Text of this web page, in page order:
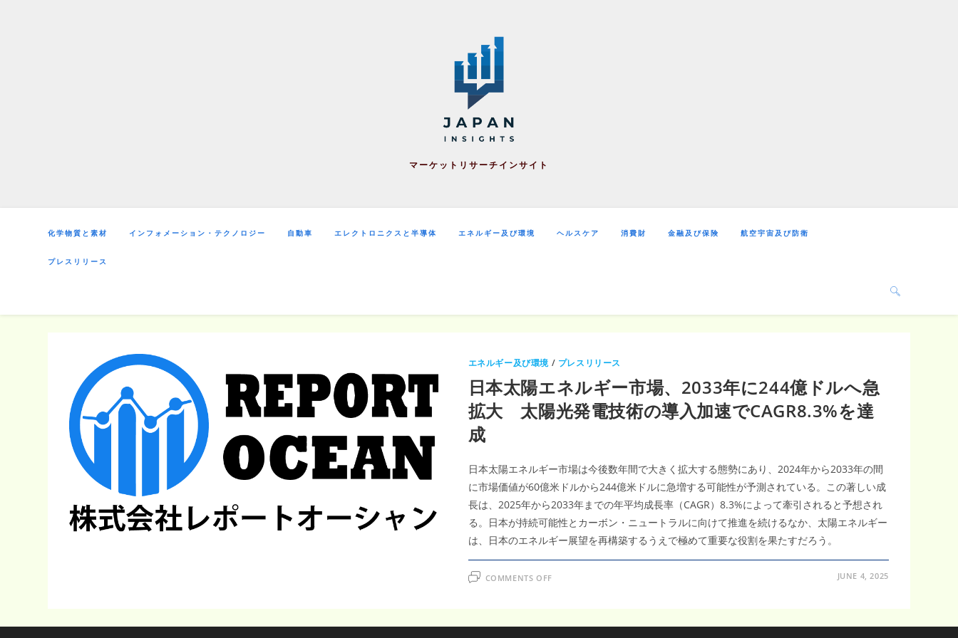
マーケットリサーチインサイト
化学物質と素材 インフォメーション・テクノロジー 自動車 エレクトロニクスと半導体 エネルギー及び環境 ヘルスケア 消費財 金融及び保険 航空宇宙及び防衛
プレスリリース
エネルギー及び環境/ プレスリリース
日本太陽エネルギー市場、2033年に244億ドルへ急
拡大 太陽光発電技術の導入加速でCAGR8.3%を達
成
日本太陽エネルギー市場は今後数年間で大きく拡大する態勢にあり、2024年から2033年の間
に市場価値が60億米ドルから244億米ドルに急増する可能性が予測されている。この著しい成
長は、2025年から2033年までの年平均成長率（CAGR）8.3%によって牽引されると予想され
る。日本が持続可能性とカーボン・ニュートラルに向けて推進を続けるなか、太陽エネルギー
は、日本のエネルギー展望を再構築するうえで極めて重要な役割を果たすだろう。
COMMENTS OFFON
ネ
JUNE 4, 2025